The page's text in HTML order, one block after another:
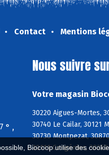
Biocoop utilise des
Contact Mentions
° ,
Nous suivre
Votre magasin
30220 Aigues-Mortes,
30740 Le Cailar, 30121
30730 Montpezat,
30111 Congénies,